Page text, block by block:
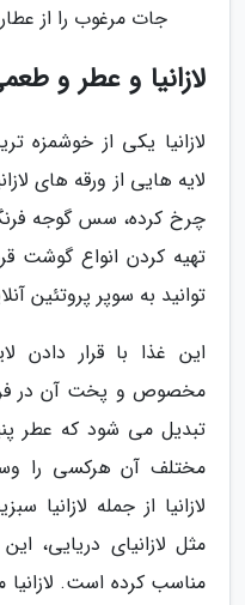
جات مرغوب را از
لازانیا و عطر و
لازانیا یکی از خوشمزه
لایه هایی از ورقه های
چرخ کرده، سس گوجه
تهیه کردن انواع گوشت
توانید به سوپر پروتئین
این غذا با قرار
مخصوص و پخت آن در فر،
تبدیل می شود که عطر
مختلف آن هرکسی را
لازانیا از جمله
مثل لازانیای دریایی،
مناسب کرده است. لازانیا